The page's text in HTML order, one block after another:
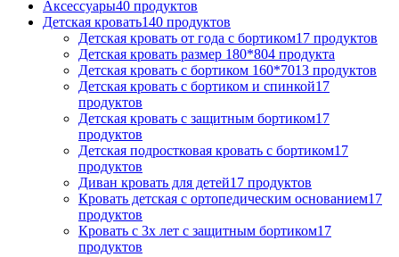
Аксессуары40 продуктов
Детская кровать140 продуктов
Детская кровать от года с бортиком17 продуктов
Детская кровать размер 180*804 продукта
Детская кровать с бортиком 160*7013 продуктов
Детская кровать с бортиком и спинкой17
продуктов
Детская кровать с защитным бортиком17
продуктов
Детская подростковая кровать с бортиком17
продуктов
Диван кровать для детей17 продуктов
Кровать детская с ортопедическим основанием17
продуктов
Кровать с 3х лет с защитным бортиком17
продуктов